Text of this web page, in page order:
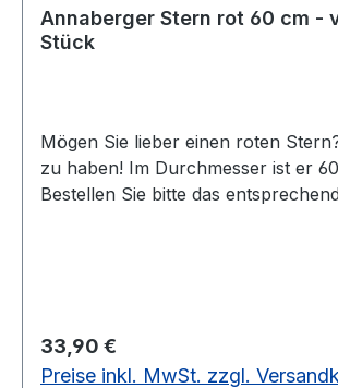
Annaberger Stern rot 60 cm -
Stück
Mögen Sie lieber einen roten
zu haben! Im Durchmesser ist er
Bestellen Sie bitte das
Regulärer Preis:
33,90 €
Preise inkl. MwSt. zzgl.